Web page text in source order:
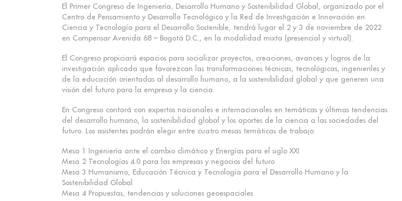
El Primer Congreso de Ingeniería, Desarrollo Humano y Sostenibilidad Global, organizado por el
Centro de Pensamiento y Desarrollo Tecnológico y la Red de Investigación e Innovación en
Ciencia y Tecnología para el Desarrollo Sostenible, tendrá lugar el 2 y 3 de noviembre de 2022
en Compensar Avenida 68 – Bogotá D.C., en la modalidad mixta (presencial y virtual).
El Congreso propiciará espacios para socializar proyectos, creaciones, avances y logros de la
investigación aplicada que favorezcan las transformaciones técnicas, tecnológicas, ingenieriles y
de la educación orientadas al desarrollo humano, a la sostenibilidad global y que generen una
visión del futuro para la empresa y la ciencia.
En Congreso contará con expertos nacionales e internacionales en temáticas y últimas tendencias
del desarrollo humano, la sostenibilidad global y los aportes de la ciencia a las sociedades del
futuro. Los asistentes podrán elegir entre cuatro mesas temáticas de trabajo:
Mesa 1 Ingeniería ante el cambio climático y Energías para el siglo XXI
Mesa 2 Tecnologías 4.0 para las empresas y negocios del futuro
Mesa 3 Humanismo, Educación Técnica y Tecnología para el Desarrollo Humano y la
Sostenibilidad Global
Mesa 4 Propuestas, tendencias y soluciones geoespaciales